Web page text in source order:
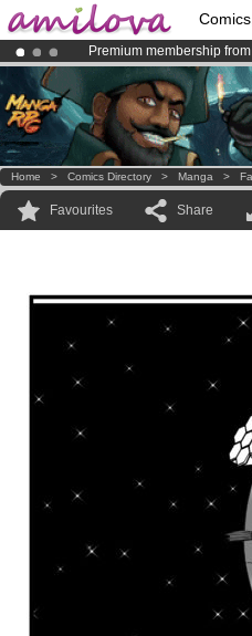
Premium membership from
AmilovaKickstarter is now
Already 134393 members
Home > Comics Directory > Manga >
Favourites Share